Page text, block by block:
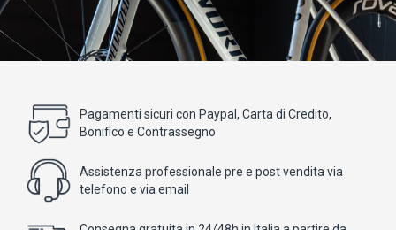
Pagamenti sicuri con Paypal, Carta di Credito,
Bonifico e Contrassegno
Assistenza professionale pre e post vendita via
telefono e via email